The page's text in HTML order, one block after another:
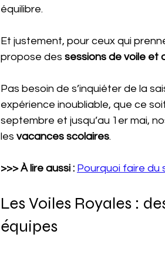
équilibre.
Et justement, pour ceux qui
propose des sessions de voile et
Pas besoin de s’inquiéter de la
expérience inoubliable, que ce
septembre et jusqu’au 1er mai,
les vacances scolaires.
>>> À lire aussi : Pourquoi faire du
Les Voiles Royales :
équipes